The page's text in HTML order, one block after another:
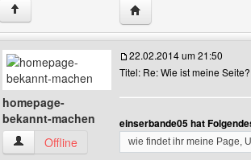
↑ Website dieses
homepage-
bekannt-machen
homepage-bekannt-machen Benutzer-Profile
Offline
22.02.2014 um 21:50
Titel: Re: Wie ist meine Seite?
einserbande05 hat
wie findet ihr meine Page,